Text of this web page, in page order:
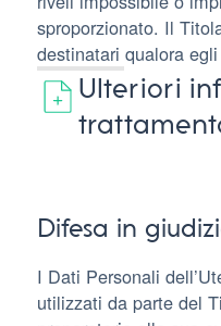
sproporzionato. Il
destinatari qualora
Ulteriori
Difesa in
I Dati Personali
utilizzati da parte del